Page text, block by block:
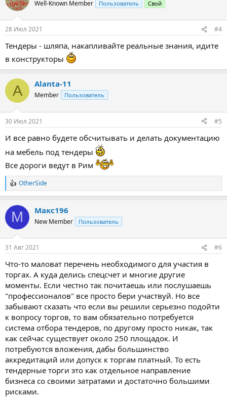
Well-Known Member Пользователь Свой
28 Июл 2021 #4
Тендеры - шляпа, накапливайте реальные знания, идите
в конструкторы
A Alanta-11
Member Пользователь
30 Июл 2021 #5
И все равно будете обсчитывать и делать документацию
на мебель под тендеры
Все дороги ведут в Рим
Р
е
к
и
OtherSide
М Макс196
New Member Пользователь
31 Авг 2021 #6
Что-то маловат перечень необходимого для участия в
торгах. А куда делись спецсчет и многие другие
моменты. Если честно так почитаешь или послушаешь
"профессионалов" все просто бери участвуй. Но все
забывают сказать что если вы решили серьезно подойти
к вопросу торгов, то вам обязательно потребуется
система отбора тендеров, по другому просто никак, так
как сейчас существует около 250 площадок. И
потребуются вложения, дабы большинство
аккредитаций или допуск к торгам платный. То есть
тендерные торги это как отдельное направление
бизнеса со своими затратами и достаточно большими
рисками.